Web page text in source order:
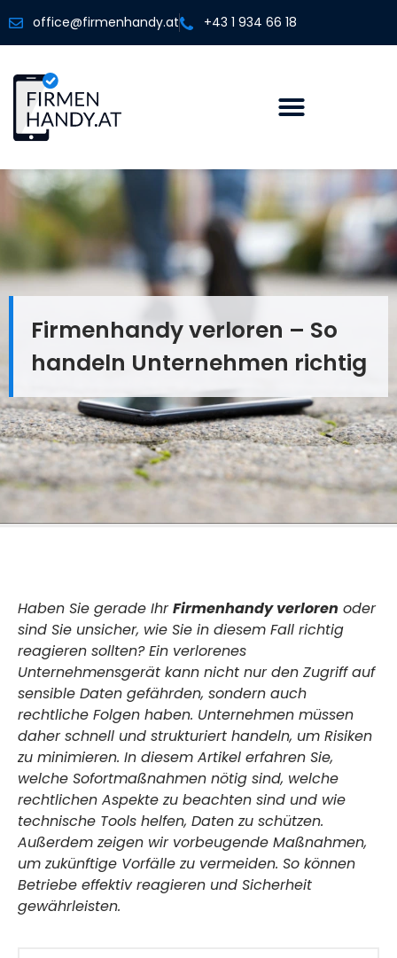
office@firmenhandy.at +43 1 934 66 18
Firmenhandy verloren – So
handeln Unternehmen richtig
Haben Sie gerade IhrFirmenhandy verloren oder
sind Sie unsicher, wie Sie in diesem Fall richtig
reagieren sollten? Ein verlorenes
Unternehmensgerät kann nicht nur den Zugriff auf
sensible Daten gefährden, sondern auch
rechtliche Folgen haben. Unternehmen müssen
daher schnell und strukturiert handeln, um Risiken
zu minimieren. In diesem Artikel erfahren Sie,
welche Sofortmaßnahmen nötig sind, welche
rechtlichen Aspekte zu beachten sind und wie
technische Tools helfen, Daten zu schützen.
Außerdem zeigen wir vorbeugende Maßnahmen,
um zukünftige Vorfälle zu vermeiden. So können
Betriebe effektiv reagieren und Sicherheit
gewährleisten.